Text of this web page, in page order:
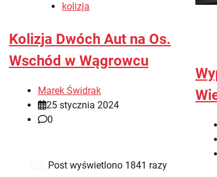
kolizja
Kolizja Dwóch Aut na Os.
Wschód w Wągrowcu
Marek Świdrak
25 stycznia 2024
0
Post wyświetlono 1841 razy